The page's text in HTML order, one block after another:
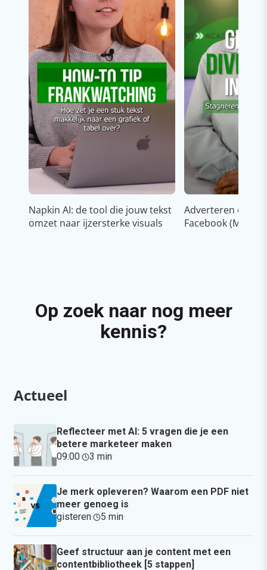
Napkin AI: de tool die jouw tekst
omzet naar ijzersterke visuals
Adverteren op
Facebook (Meta)
Op zoek naar nog meer
kennis?
Actueel
Reflecteer met AI: 5 vragen die je een
betere marketeer maken
09:00· 3 min·
Je merk opleveren? Waarom een PDF niet
meer genoeg is
gisteren· 5 min·
Geef structuur aan je content met een
contentbibliotheek [5 stappen]